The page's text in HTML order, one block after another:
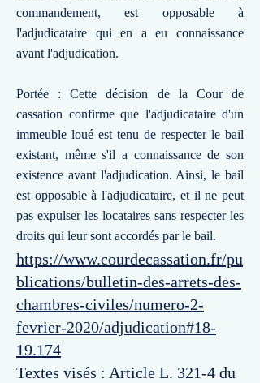
commandement, est opposable à
l'adjudicataire qui en a eu connaissance
avant l'adjudication.
Portée : Cette décision de la Cour de
cassation confirme que l'adjudicataire d'un
immeuble loué est tenu de respecter le bail
existant, même s'il a connaissance de son
existence avant l'adjudication. Ainsi, le bail
est opposable à l'adjudicataire, et il ne peut
pas expulser les locataires sans respecter les
droits qui leur sont accordés par le bail.
https://www.courdecassation.fr/pu
blications/bulletin-des-arrets-des-
chambres-civiles/numero-2-
fevrier-2020/adjudication#18-
19.174
Textes visés : Article L. 321-4 du